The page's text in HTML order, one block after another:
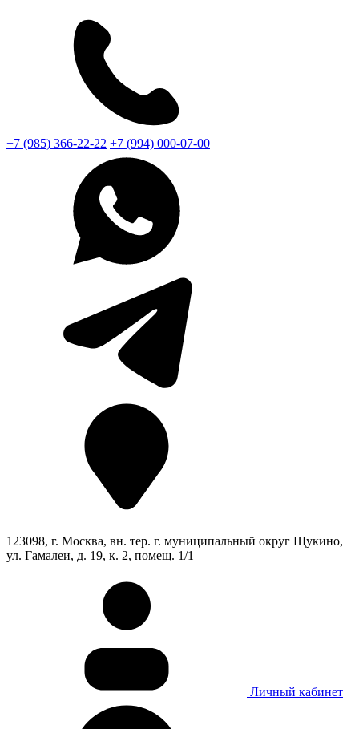
+7 (985) 366-22-22 +7 (994) 000-07-00
123098, г. Москва, вн. тер. г. муниципальный округ Щукино,
ул. Гамалеи, д. 19, к. 2, помещ. 1/1
Личный кабинет